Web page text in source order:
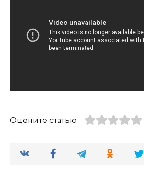
Оцените статью